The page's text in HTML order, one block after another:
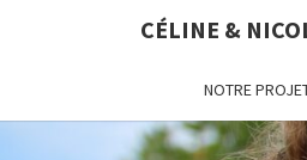
CÉLINE &
NOTRE